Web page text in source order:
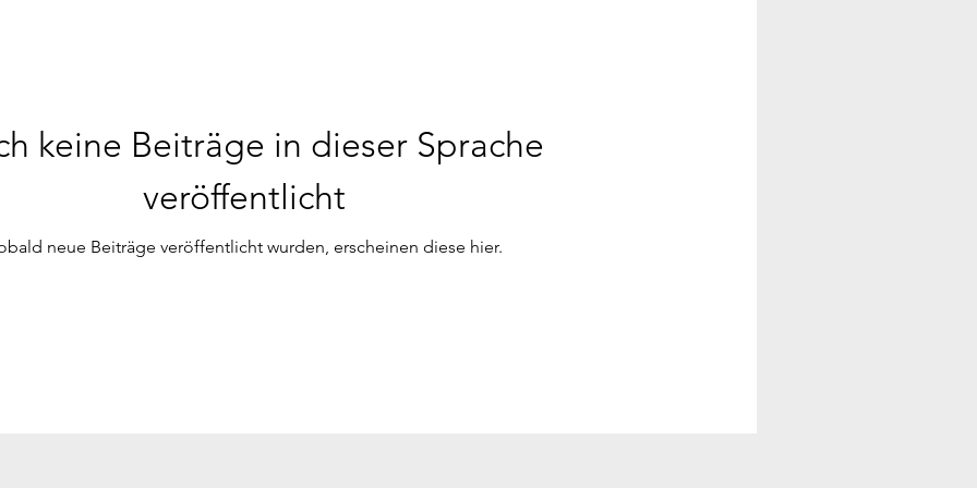
keine Beiträge in dieser Sprache
veröffentlicht
neue Beiträge veröffentlicht wurden, erscheinen diese hier.